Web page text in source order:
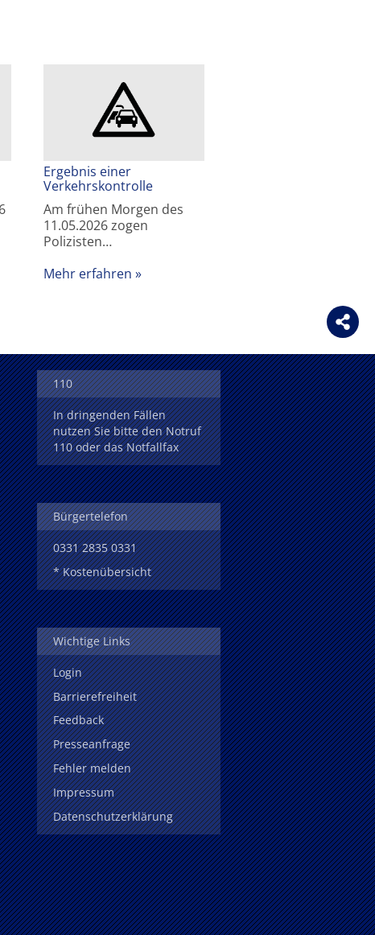
Ergebnis einer
Verkehrskontrolle
Am frühen Morgen des
11.05.2026 zogen
Polizisten…
Mehr erfahren
110
In dringenden Fällen
nutzen Sie bitte den Notruf
110 oder das Notfallfax
Bürgertelefon
0331 2835 0331
* Kostenübersicht
Wichtige Links
Login
Barrierefreiheit
Feedback
Presseanfrage
Fehler melden
Impressum
Datenschutzerklärung